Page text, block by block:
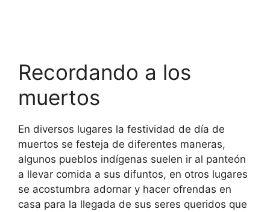
Recordando a los
muertos
En diversos lugares la festividad de día de
muertos se festeja de diferentes maneras,
algunos pueblos indígenas suelen ir al panteón
a llevar comida a sus difuntos, en otros lugares
se acostumbra adornar y hacer ofrendas en
casa para la llegada de sus seres queridos que